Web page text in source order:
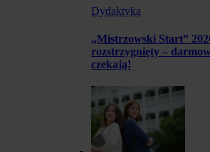
Dydaktyka
„Mistrzowski Start”
rozstrzygnięty –
czekają!